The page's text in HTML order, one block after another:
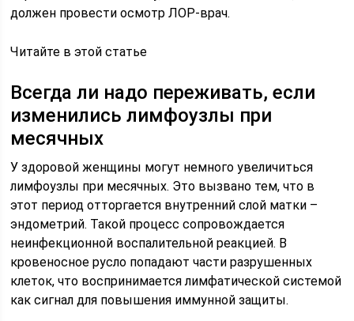
должен провести осмотр ЛОР-врач.
Читайте в этой статье
Всегда ли надо переживать, если
изменились лимфоузлы при
месячных
У здоровой женщины могут немного увеличиться
лимфоузлы при месячных. Это вызвано тем, что в
этот период отторгается внутренний слой матки –
эндометрий. Такой процесс сопровождается
неинфекционной воспалительной реакцией. В
кровеносное русло попадают части разрушенных
клеток, что воспринимается лимфатической системой
как сигнал для повышения иммунной защиты.